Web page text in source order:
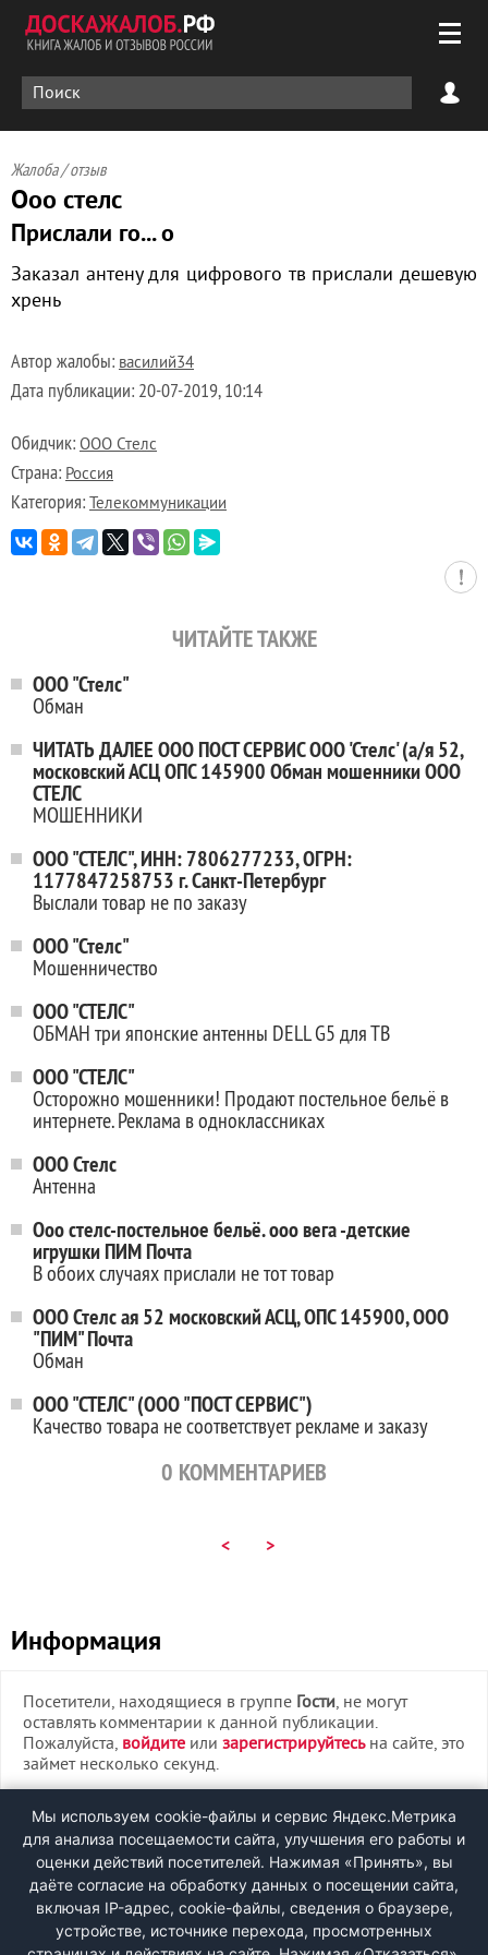
Жалоба / отзыв
Ооо стелс
Прислали го... о
Заказал антену для цифрового тв прислали дешевую
хрень
Автор жалобы: василий34
Дата публикации: 20-07-2019, 10:14
Обидчик: ООО Стелс
Страна: Россия
Категория: Телекоммуникации
ЧИТАЙТЕ ТАКЖЕ
ООО "Стелс"
Обман
ЧИТАТЬ ДАЛЕЕ ООО ПОСТ СЕРВИС ООО 'Стелс' (а/я 52,
московский АСЦ ОПС 145900 Обман мошенники ООО
СТЕЛС
МОШЕННИКИ
ООО "СТЕЛС", ИНН: 7806277233, ОГРН:
1177847258753 г. Санкт-Петербург
Выслали товар не по заказу
ООО "Стелс"
Мошенничество
ООО "СТЕЛС"
ОБМАН три японские антенны DELL G5 для ТВ
ООО "СТЕЛС"
Осторожно мошенники! Продают постельное бельё в
интернете. Реклама в одноклассниках
ООО Стелс
Антенна
Ооо стелс-постельное бельё. ооо вега -детские
игрушки ПИМ Почта
В обоих случаях прислали не тот товар
ООО Стелс ая 52 московский АСЦ, ОПС 145900, ООО
"ПИМ" Почта
Обман
ООО "СТЕЛС" (ООО "ПОСТ СЕРВИС")
Качество товара не соответствует рекламе и заказу
0 КОММЕНТАРИЕВ
< >
Информация
Посетители, находящиеся в группе Гости, не могут
оставлять комментарии к данной публикации.
Пожалуйста, войдите или зарегистрируйтесьна сайте, это
займет несколько секунд.
ВХОД
РЕГИСТРАЦИЯ
Быстрая регистрациячерез соцсети:
Мы используем cookie-файлы и сервис Яндекс.Метрика
для анализа посещаемости сайта, улучшения его работы и
оценки действий посетителей. Нажимая «Принять», вы
даёте согласие на обработку данных о посещении сайта,
включая IP-адрес, cookie-файлы, сведения о браузере,
устройстве, источнике перехода, просмотренных